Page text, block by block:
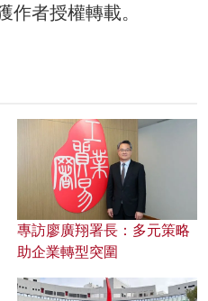
作者授權轉載。
專訪廖廣翔署長：多元策略
助企業轉型突圍